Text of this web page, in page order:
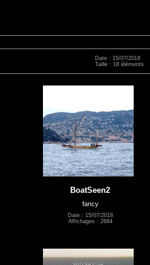
Date : 15/07/2018
Taille : 18 éléments
BoatSeen2
fancy
Date : 15/07/2018
Affichages : 2664